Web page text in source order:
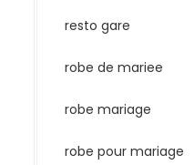
resto gare
robe de mariee
robe mariage
robe pour mariage